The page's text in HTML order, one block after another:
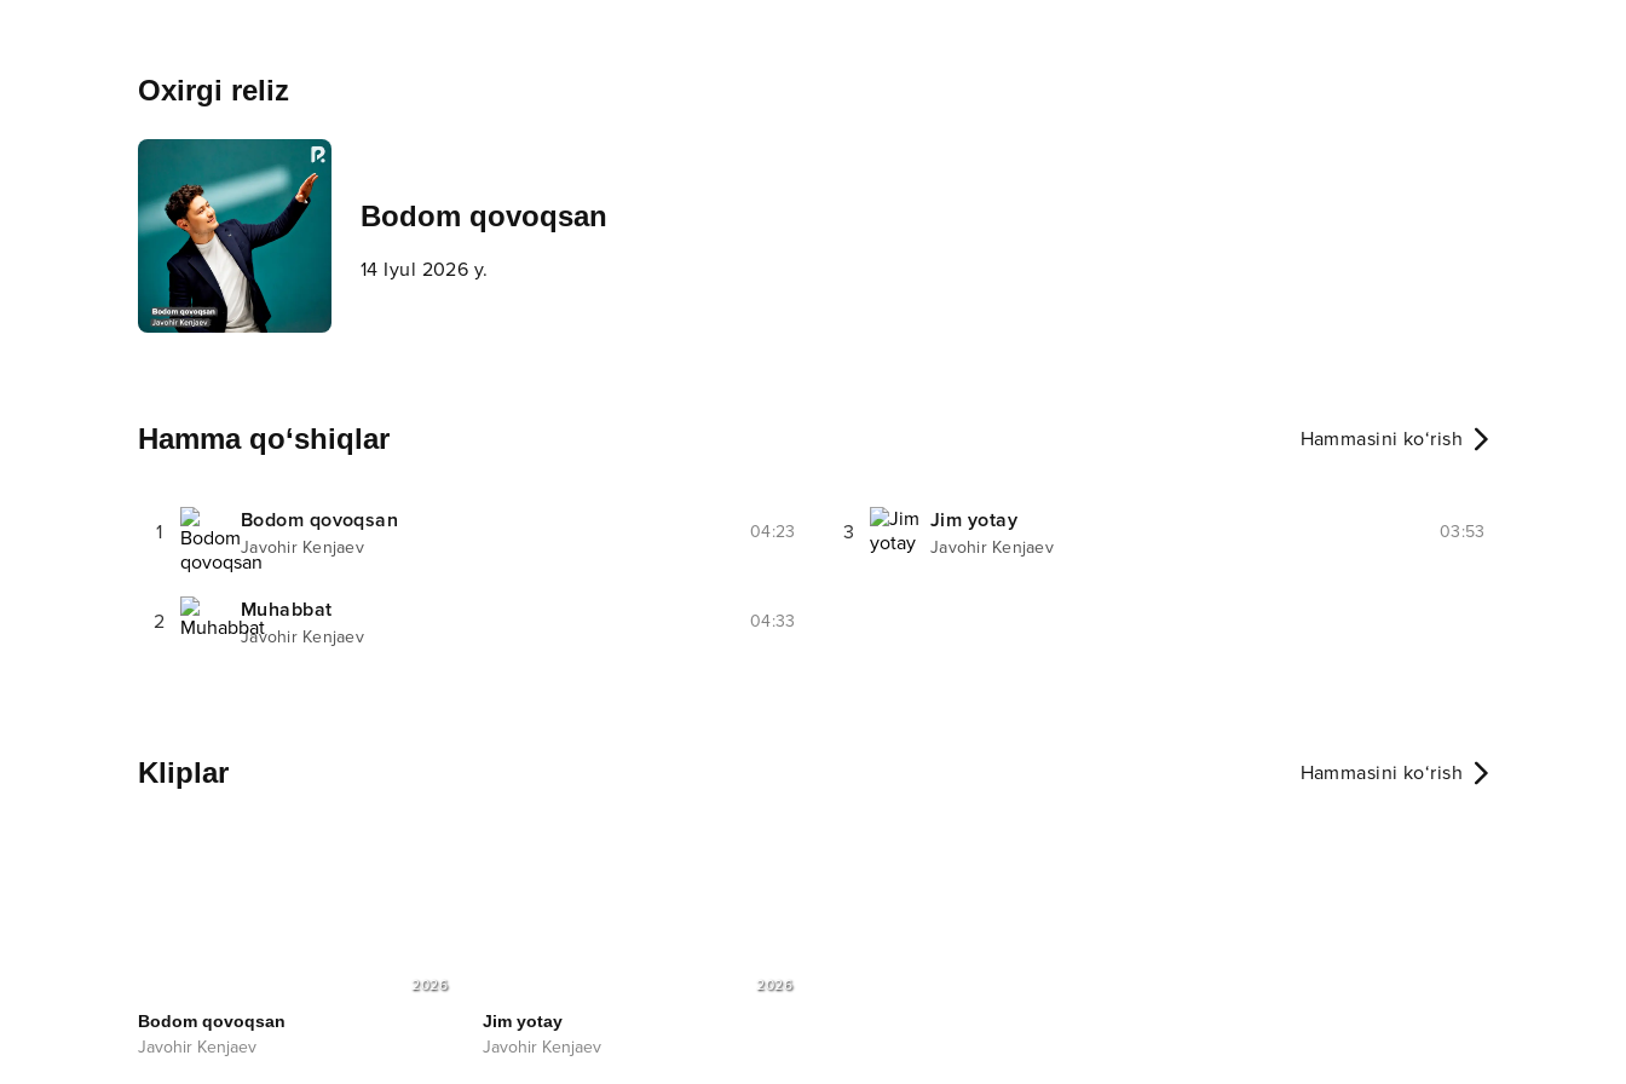
Oxirgi reliz
Bodom qovoqsan
14 Iyul 2026 y.
Hamma qo‘shiqlar Hammasini ko‘rish
1 Bodom qovoqsan
Javohir Kenjaev
04:23
2 Muhabbat
Javohir Kenjaev
04:33
3 Jim yotay
Javohir Kenjaev
03:53
Kliplar Hammasini ko‘rish
2026
Bodom qovoqsan
Javohir Kenjaev
2026
Jim yotay
Javohir Kenjaev